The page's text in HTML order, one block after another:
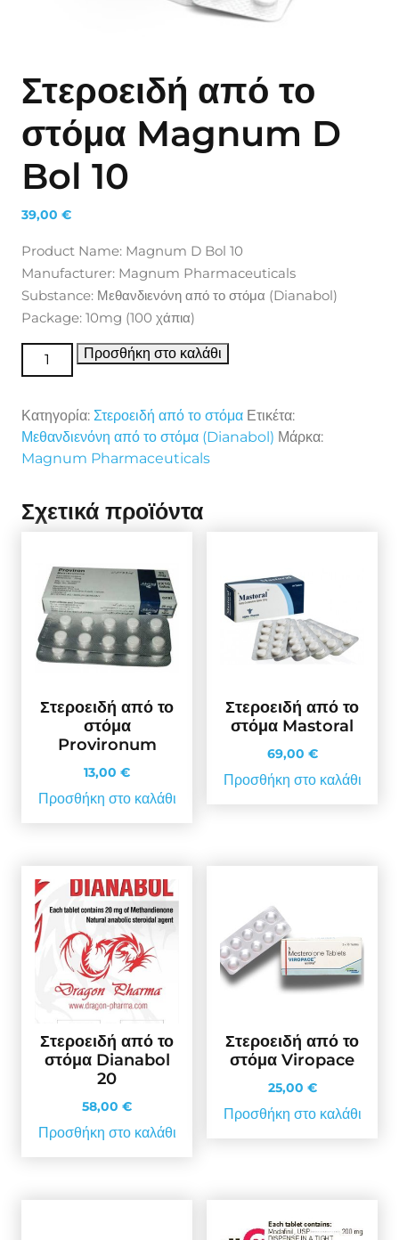
Στεροειδή από το
στόμα Magnum D
Bol 10
39,00 €
Product Name: Magnum D Bol 10
Manufacturer: Magnum Pharmaceuticals
Substance: Μεθανδιενόνη από το στόμα (Dianabol)
Package: 10mg (100 χάπια)
Στεροειδή από το στόμα Magnum D Bol 10 ποσότητα
Προσθήκη στο καλάθι
Κατηγορία: Στεροειδή από το στόμα Ετικέτα:
Μεθανδιενόνη από το στόμα (Dianabol) Μάρκα:
Magnum Pharmaceuticals
Σχετικά προϊόντα
Στεροειδή από το
στόμα
Provironum
13,00 €
Προσθήκη στο καλάθι
Στεροειδή από το
στόμα Mastoral
69,00 €
Προσθήκη στο καλάθι
Στεροειδή από το
στόμα Dianabol
20
58,00 €
Προσθήκη στο καλάθι
Στεροειδή από το
στόμα Viropace
25,00 €
Προσθήκη στο καλάθι